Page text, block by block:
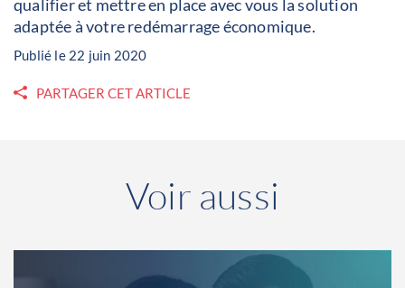
qualifier et mettre en place avec vous la solution
adaptée à votre redémarrage économique.
Publié le 22 juin 2020
PARTAGER CET ARTICLE
Voir aussi